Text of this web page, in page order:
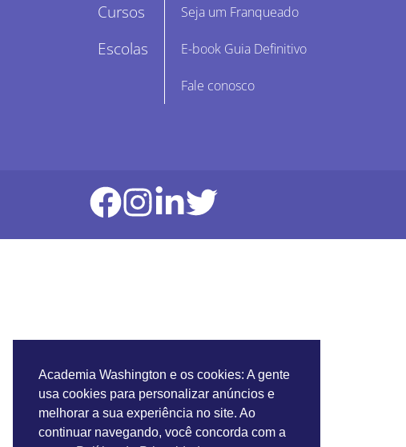
Cursos
Escolas
Seja um Franqueado
E-book Guia Definitivo
Fale conosco
Academia Washington e os cookies: A gente
usa cookies para personalizar anúncios e
melhorar a sua experiência no site. Ao
continuar navegando, você concorda com a